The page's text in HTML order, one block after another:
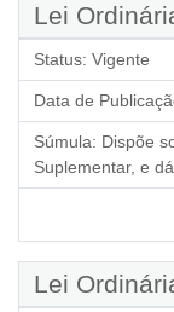
Lei
Status: Vigente
Data de
Súmula: Dispõe
Suplementar, e
Lei